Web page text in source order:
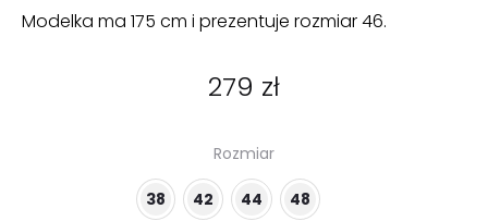
Modelka ma 175 cm i prezentuje rozmiar 46.
279 zł
Rozmiar
38 42 44 48